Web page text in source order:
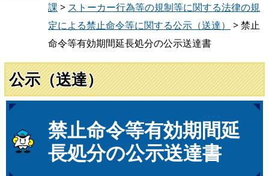
で
す
。
ば
し
て
本
課> ストーカー行為等の規制等に関する法律の規
定による禁止命令等に関する公示（送達）
>禁止
命令等有効期間延長処分の公示送達書
公示（送達）
文
禁止命令等有効期間延
長処分の公示送達書